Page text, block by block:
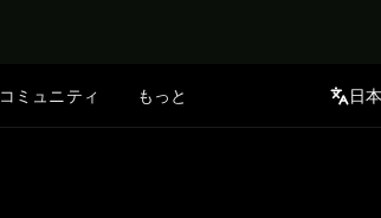
コミュニティ もっと 日